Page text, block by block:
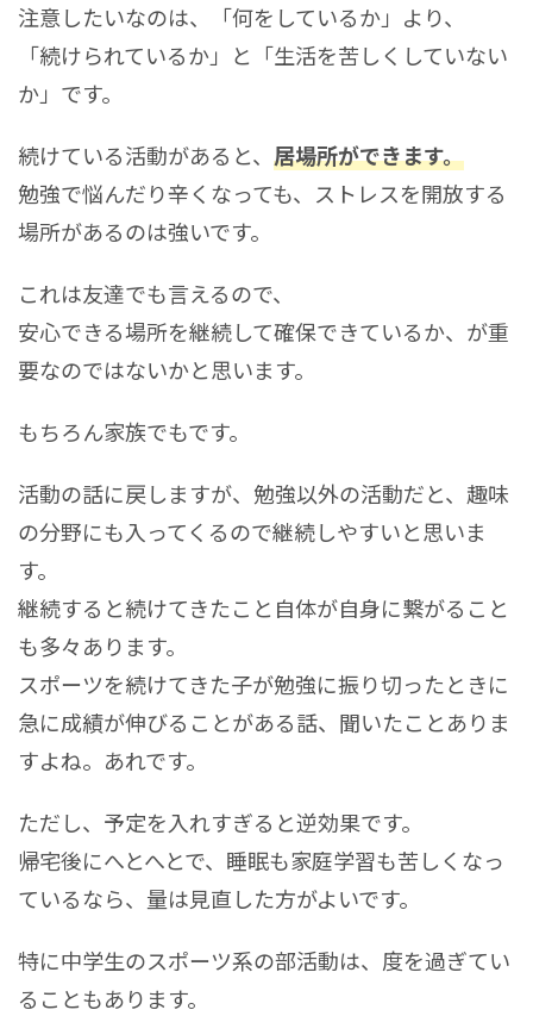
注意したいなのは、「何をしているか」より、
「続けられているか」と「生活を苦しくしていない
か」です。
続けている活動があると、 居場所ができます。
勉強で悩んだり辛くなっても、ストレスを開放する
場所があるのは強いです。
これは友達でも言えるので、
安心できる場所を継続して確保できているか、が重
要なのではないかと思います。
もちろん家族でもです。
活動の話に戻しますが、勉強以外の活動だと、趣味
の分野にも入ってくるので継続しやすいと思いま
す。
継続すると続けてきたこと自体が自身に繋がること
も多々あります。
スポーツを続けてきた子が勉強に振り切ったときに
急に成績が伸びることがある話、聞いたことありま
すよね。あれです。
ただし、予定を入れすぎると逆効果です。
帰宅後にへとへとで、睡眠も家庭学習も苦しくなっ
ているなら、量は見直した方がよいです。
特に中学生のスポーツ系の部活動は、度を過ぎてい
ることもあります。